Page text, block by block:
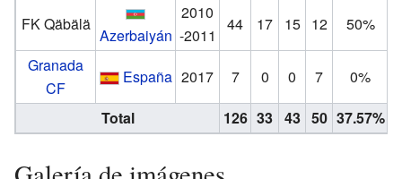
FK Qäbälä
Azerbaiyán
2010
-2011
44 17 15 12
50%
Granada
CF
España 2017 7 0 0 7
0%
Total
126 33 43 50 37.57%